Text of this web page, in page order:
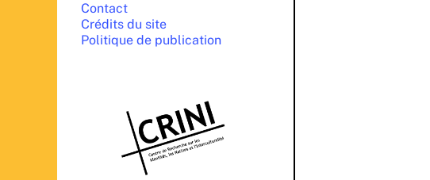
Contact
Crédits du site
Politique de publication